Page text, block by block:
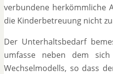
verbundene herkömmliche
die Kinderbetreuung nicht
Der Unterhaltsbedarf
umfasse neben dem
Wechselmodells, so dass